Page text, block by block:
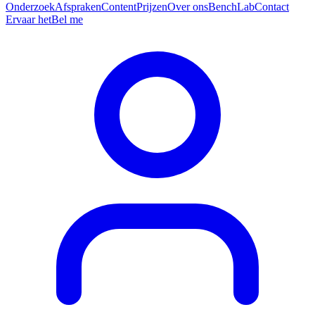
OnderzoekAfsprakenContentPrijzenOver onsBenchLabContact
Ervaar hetBel me